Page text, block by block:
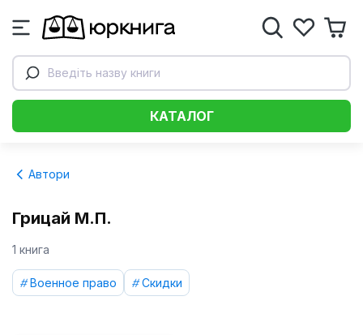
Введіть назву книги
КАТАЛОГ
Автори
Грицай М.П.
1 книга
Военное право Скидки